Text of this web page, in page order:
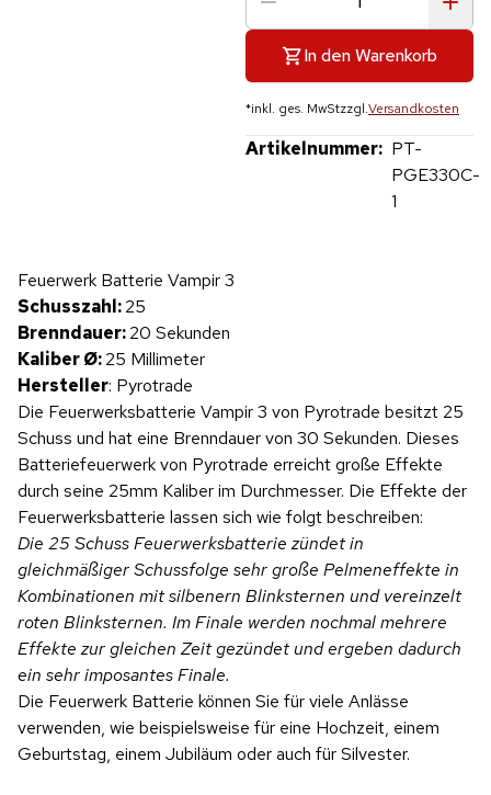
In den Warenkorb
*inkl. ges. MwStzzgl.Versandkosten
Artikelnummer: PT-
PGE330C-
1
Produktvideo
Feuerwerk Batterie Vampir 3
Schusszahl:25
Brenndauer:20 Sekunden
Kaliber Ø:25 Millimeter
Hersteller: Pyrotrade
Die Feuerwerksbatterie Vampir 3 von Pyrotrade besitzt 25
Schuss und hat eine Brenndauer von 30 Sekunden. Dieses
Batteriefeuerwerk von Pyrotrade erreicht große Effekte
durch seine 25mm Kaliber im Durchmesser. Die Effekte der
Feuerwerksbatterie lassen sich wie folgt beschreiben:
Die 25 Schuss Feuerwerksbatterie zündet in
gleichmäßiger Schussfolge sehr große Pelmeneffekte in
Kombinationen mit silbenern Blinksternen und vereinzelt
roten Blinksternen. Im Finale werden nochmal mehrere
Effekte zur gleichen Zeit gezündet und ergeben dadurch
ein sehr imposantes Finale.
Die Feuerwerk Batterie können Sie für viele Anlässe
verwenden, wie beispielsweise für eine Hochzeit, einem
Geburtstag, einem Jubiläum oder auch für Silvester.